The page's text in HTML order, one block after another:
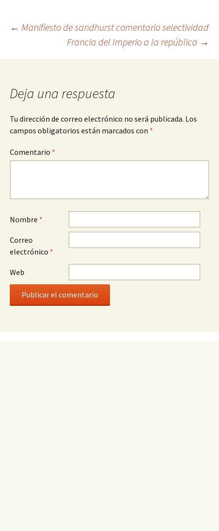
Navegación
de
entradas
← Manifiesto de sandhurst comentario selectividad
Francia del Imperio a la república →
Deja una respuesta
Tu dirección de correo electrónico no será publicada. Los
campos obligatorios están marcados con *
Comentario *
Nombre *
Correo
electrónico *
Web